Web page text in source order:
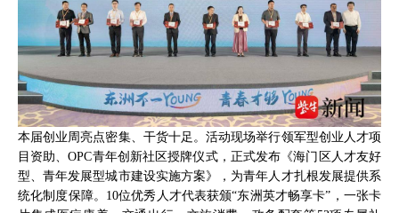
本届创业周亮点密集、干货十足。活动现场举行领军型创业人才项
目资助、OPC青年创新社区授牌仪式，正式发布《海门区人才友好
型、青年发展型城市建设实施方案》，为青年人才扎根发展提供系
统化制度保障。10位优秀人才代表获颁“东洲英才畅享卡”，一张卡